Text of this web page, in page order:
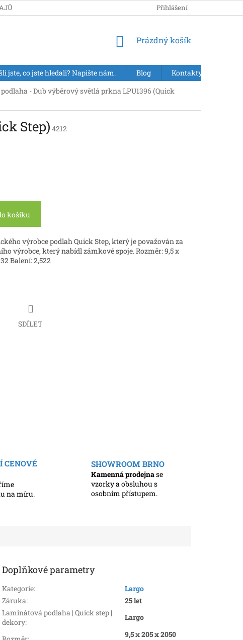
Přihlášení
NÁKUPNÍ
Prázdný košík
jste, co jste hledali? Napište nám. Blog Kontakty
- Dub výběrový světlá prkna LPU1396 (Quick
Step) 4212
košíku
výrobce podlah Quick Step, který je považován za
výrobce, který nabídl zámkové spoje. Rozměr: 9,5 x
Balení: 2,522
SDÍLET
CENOVÉ
na míru.
SHOWROOM BRNO
Kamenná prodejnase
vzorky a obsluhou s
osobním přístupem.
Doplňkové parametry
Kategorie:
Largo
Záruka:
25 let
Laminátová podlaha | Quick step |
dekory:
Largo
9,5 x 205 x 2050